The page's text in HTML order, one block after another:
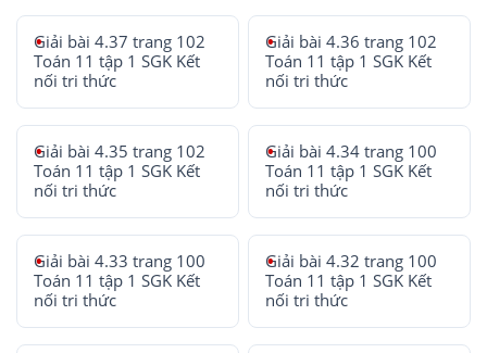
Giải bài 4.37 trang 102
Toán 11 tập 1 SGK Kết
nối tri thức
Giải bài 4.36 trang 102
Toán 11 tập 1 SGK Kết
nối tri thức
Giải bài 4.35 trang 102
Toán 11 tập 1 SGK Kết
nối tri thức
Giải bài 4.34 trang 100
Toán 11 tập 1 SGK Kết
nối tri thức
Giải bài 4.33 trang 100
Toán 11 tập 1 SGK Kết
nối tri thức
Giải bài 4.32 trang 100
Toán 11 tập 1 SGK Kết
nối tri thức